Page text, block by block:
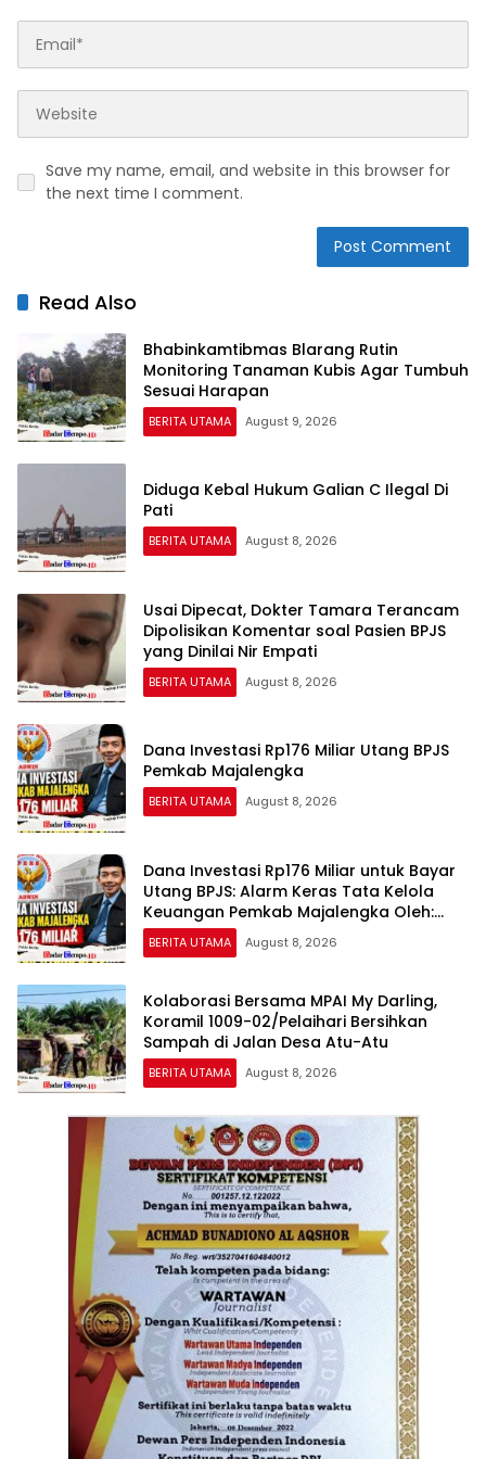
Save my name, email, and website in this browser for
the next time I comment.
Read Also
Bhabinkamtibmas Blarang Rutin
Monitoring Tanaman Kubis Agar Tumbuh
Sesuai Harapan
BERITA UTAMA August 9, 2026
Diduga Kebal Hukum Galian C Ilegal Di
Pati
BERITA UTAMA August 8, 2026
Usai Dipecat, Dokter Tamara Terancam
Dipolisikan Komentar soal Pasien BPJS
yang Dinilai Nir Empati
BERITA UTAMA August 8, 2026
Dana Investasi Rp176 Miliar Utang BPJS
Pemkab Majalengka
BERITA UTAMA August 8, 2026
Dana Investasi Rp176 Miliar untuk Bayar
Utang BPJS: Alarm Keras Tata Kelola
Keuangan Pemkab Majalengka Oleh:
Aceng Syamsul Hadie (ASH)
BERITA UTAMA August 8, 2026
Kolaborasi Bersama MPAI My Darling,
Koramil 1009-02/Pelaihari Bersihkan
Sampah di Jalan Desa Atu-Atu
BERITA UTAMA August 8, 2026